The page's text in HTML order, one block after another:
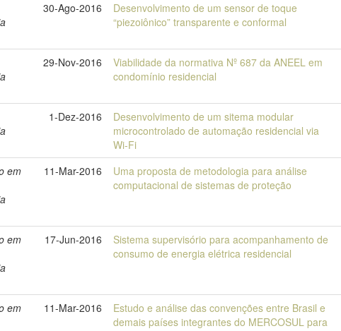
30-Ago-2016
Desenvolvimento de um sensor de toque
“piezoiônico” transparente e conformal
29-Nov-2016
Viabilidade da normativa Nº 687 da ANEEL em
condomínio residencial
1-Dez-2016
Desenvolvimento de um sitema modular
microcontrolado de automação residencial via
Wi-Fi
em
11-Mar-2016
Uma proposta de metodologia para análise
computacional de sistemas de proteção
em
17-Jun-2016
Sistema supervisório para acompanhamento de
consumo de energia elétrica residencial
em
11-Mar-2016
Estudo e análise das convenções entre Brasil e
demais países integrantes do MERCOSUL para